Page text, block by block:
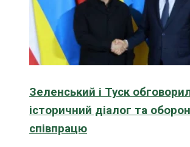
Зеленський і Туск
історичний діалог та
співпрацю